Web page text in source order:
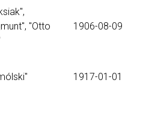
"Otto
1906-08-09
1917-01-01